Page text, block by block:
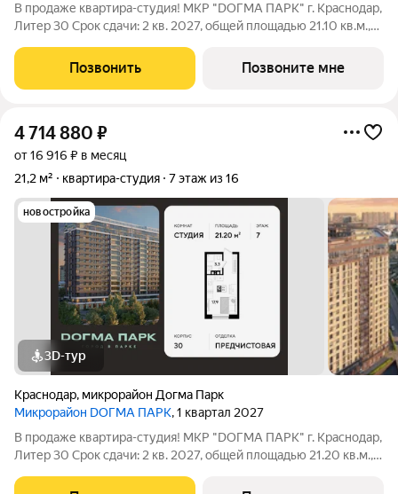
В продаже квартира-студия! МКР "DОГМА ПАРК" г. Краснодар,
Литер 30 Срок сдачи: 2 кв. 2027, общей площадью 21.10 кв.м.,
сочетающий в себе стильную архитектуру современного
города, и настоящий зеленый
Позвонить Позвоните мне
4 714 880 ₽
от 16 916 ₽ в месяц
21,2 м²
квартира-студия 7 этаж из 16
новостройка
3D-тур
Краснодар, микрорайон Догма Парк
Микрорайон DОГМА ПАРК, 1 квартал 2027
В продаже квартира-студия! МКР "DОГМА ПАРК" г. Краснодар,
Литер 30 Срок сдачи: 2 кв. 2027, общей площадью 21.20 кв.м.,
сочетающий в себе стильную архитектуру современного